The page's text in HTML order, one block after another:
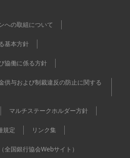
への取組について
基本方針
協働に係る方針
供与および制裁違反の防止に関する
マルチステークホルダー方針
規定 リンク集
国銀行協会Webサイト）